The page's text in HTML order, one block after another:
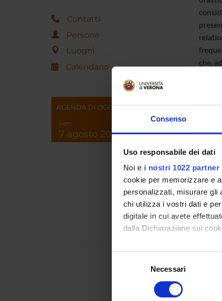
Consenso
Uso responsabile dei dati
Noi e i nostri 1022 partner
cookie per memorizzare e
personalizzati, misurare gli
chi utilizza i vostri dati e
digitale in cui avete
dalla Dichiarazione sui
Con il tuo consenso,
raccogliere
digitali).
Necessari
Contatti
Persone
Luoghi
Calendario
AGENDA DI OGGI
ven
7 agosto 2026
che,
alla
Data